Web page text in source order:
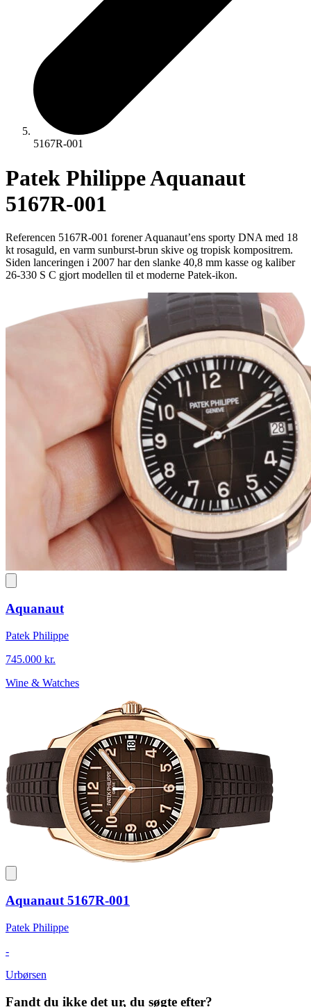
5167R-001
Patek Philippe Aquanaut
5167R-001
Referencen 5167R-001 forener Aquanaut’ens sporty DNA med 18
kt rosaguld, en varm sunburst-brun skive og tropisk kompositrem.
Siden lanceringen i 2007 har den slanke 40,8 mm kasse og kaliber
26-330 S C gjort modellen til et moderne Patek-ikon.
Aquanaut
Patek Philippe
745.000 kr.
Wine & Watches
Aquanaut 5167R-001
Patek Philippe
-
Urbørsen
Fandt du ikke det ur, du søgte efter?